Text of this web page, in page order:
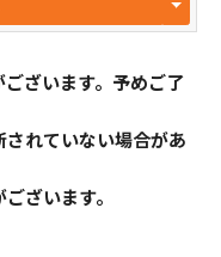
ざいます。予めご了
れていない場合があ
ざいます。